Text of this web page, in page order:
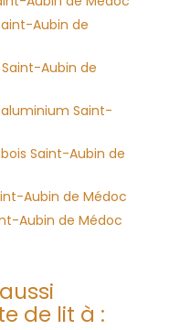
Aubin de
Aubin de
Saint-
Saint-Aubin de
Aubin de Médoc
Aubin de Médoc
de lit à :